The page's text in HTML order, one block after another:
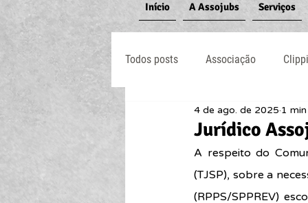
Início A Assojubs Serviços
Todos posts Associação
Jornal O Processo Judiciário
Jurídico
4 de ago. de 2025 1
A respeito do
(TJSP), sobre a
(RPPS/SPPREV)